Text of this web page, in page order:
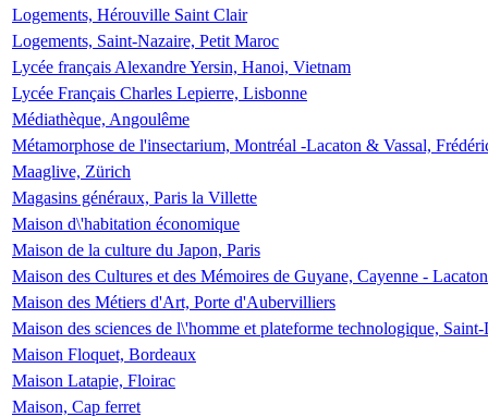
Logements, Hérouville Saint Clair
Logements, Saint-Nazaire, Petit Maroc
Lycée français Alexandre Yersin, Hanoi, Vietnam
Lycée Français Charles Lepierre, Lisbonne
Médiathèque, Angoulême
Métamorphose de l'insectarium, Montréal -Lacaton & Vassal,
Maaglive, Zürich
Magasins généraux, Paris la Villette
Maison d\'habitation économique
Maison de la culture du Japon, Paris
Maison des Cultures et des Mémoires de Guyane, Cayenne -
Maison des Métiers d'Art, Porte d'Aubervilliers
Maison des sciences de l\'homme et plateforme technologique,
Maison Floquet, Bordeaux
Maison Latapie, Floirac
Maison, Cap ferret